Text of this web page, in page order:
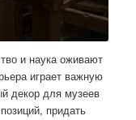
и наука оживают
играет важную
декор для музеев
придать